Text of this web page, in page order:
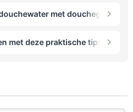
met douchegoot-wtw
met deze praktische tips